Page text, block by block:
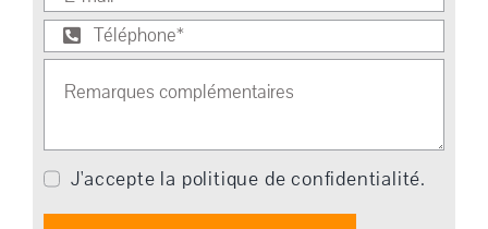
J'accepte la politique de confidentialité.